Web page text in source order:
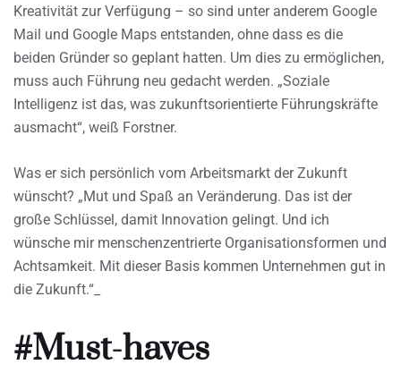
Kreativität zur Verfügung – so sind unter anderem Google
Mail und Google Maps entstanden, ohne dass es die
beiden Gründer so geplant hatten. Um dies zu ermöglichen,
muss auch Führung neu gedacht werden. „Soziale
Intelligenz ist das, was zukunftsorientierte Führungskräfte
ausmacht“, weiß Forstner.
Was er sich persönlich vom Arbeitsmarkt der Zukunft
wünscht? „Mut und Spaß an Veränderung. Das ist der
große Schlüssel, damit Innovation gelingt. Und ich
wünsche mir menschenzentrierte Organisationsformen und
Achtsamkeit. Mit dieser Basis kommen Unternehmen gut in
die Zukunft.“_
#Must-haves